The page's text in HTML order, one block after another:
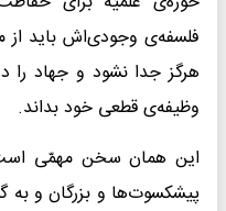
فلسفه‌ی وجودی‌اش باید
هرگز جدا نشود و جهاد را
وظیفه‌ی قطعی خود بداند.
این همان سخن مهمّی است
پیشکسوت‌ها و بزرگان و به